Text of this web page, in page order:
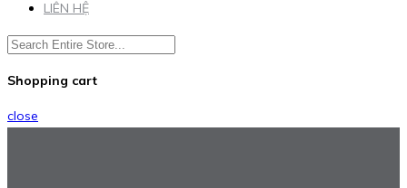
LIÊN HỆ
Shopping cart
close